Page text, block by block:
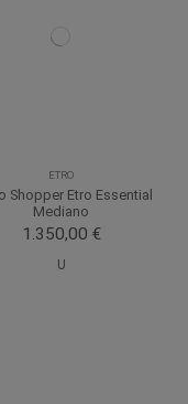
ETRO
Shopper Etro Essential
Mediano
1.350,00 €
U